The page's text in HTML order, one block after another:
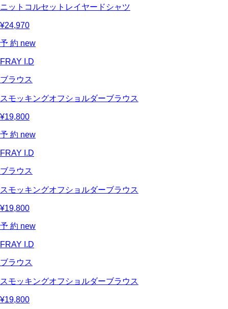
ニットコルセットレイヤードシャツ
¥24,970
予 約 new
FRAY I.D
ブラウス
スモッキングオフショルダーブラウス
¥19,800
予 約 new
FRAY I.D
ブラウス
スモッキングオフショルダーブラウス
¥19,800
予 約 new
FRAY I.D
ブラウス
スモッキングオフショルダーブラウス
¥19,800